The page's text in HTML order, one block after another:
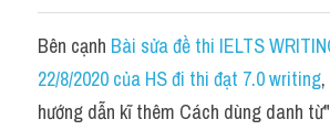
Từ vựng theo Topic
Vocabulary - Grammar
Grammar
Bên cạnh Bài sửa đề thi IELTS
22/8/2020 của HS đi thi đạt 7.0 writing
hướng dẫn kĩ thêm Cách dùng danh